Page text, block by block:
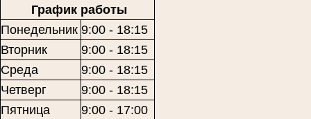
График работы
Понедельник 9:00 - 18:15
Вторник
9:00 - 18:15
Среда
9:00 - 18:15
Четверг
9:00 - 18:15
Пятница
9:00 - 17:00